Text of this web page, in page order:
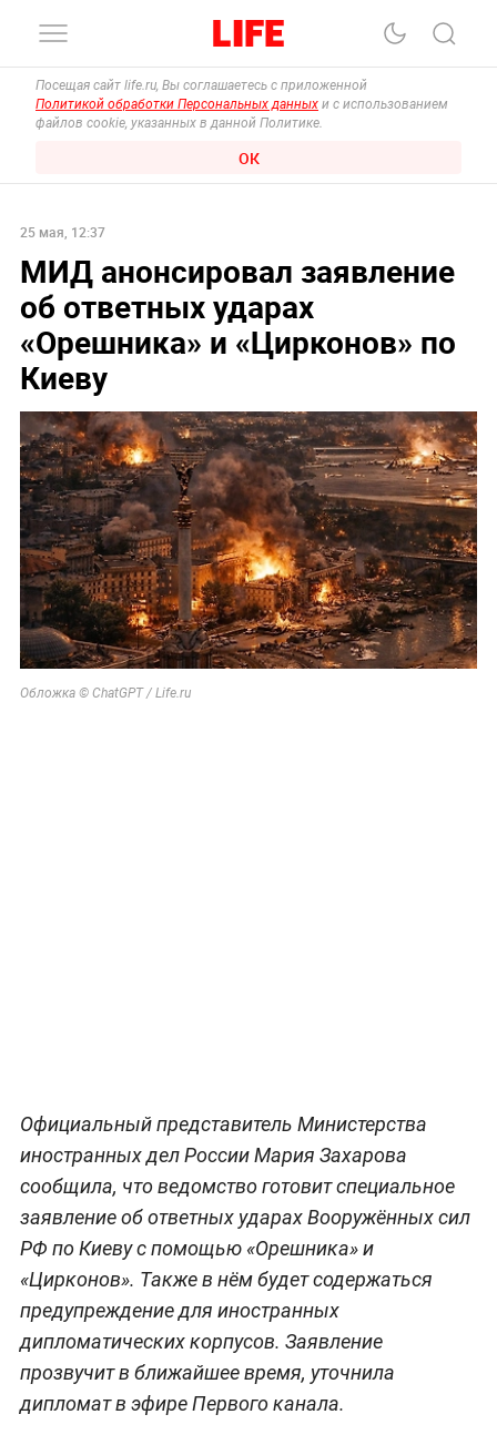
Посещая сайт life.ru, Вы соглашаетесь с приложенной
Политикой обработки Персональных данных и с использованием
файлов cookie, указанных в данной Политике.
ОК
25 мая, 12:37
МИД анонсировал заявление
об ответных ударах
«Орешника» и «Цирконов» по
Киеву
Обложка © ChatGPT / Life.ru
Официальный представитель Министерства
иностранных дел России Мария Захарова
сообщила, что ведомство готовит специальное
заявление об ответных ударах Вооружённых сил
РФ по Киеву с помощью «Орешника» и
«Цирконов». Также в нём будет содержаться
предупреждение для иностранных
дипломатических корпусов. Заявление
прозвучит в ближайшее время, уточнила
дипломат в эфире Первого канала.